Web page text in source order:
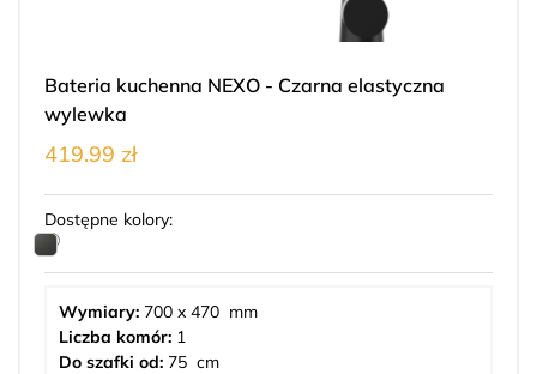
Bateria kuchenna NEXO - Czarna elastyczna
wylewka
419.99 zł
Dostępne kolory:
Wymiary: 700 x 470 mm
Liczba komór: 1
Do szafki od: 75 cm